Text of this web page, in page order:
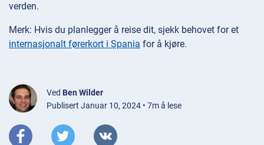
verden.
Merk: Hvis du planlegger å reise dit, sjekk behovet for et
internasjonalt førerkort i Spania for å kjøre.
Ved Ben Wilder
Publisert Januar 10, 2024 • 7m å lese